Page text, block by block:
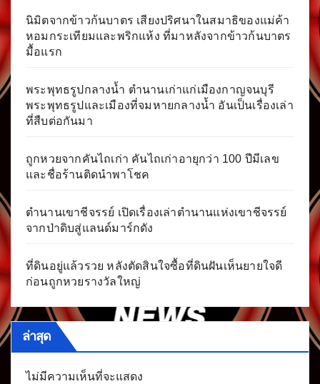
นิมิตจากข้าวก้นบาตร เสียงปริศนาในสมาธิของแม่ค้า
หอมกระเทียมและพริกแห้ง ที่มาหลังจากข้าวก้นบาตร
มื้อแรก
พระพุทธรูปกลางน้ำ ตำนานเก่าแก่เมืองกาญจนบุรี
พระพุทธรูปและเมืองที่จมหายกลางน้ำ อันเป็นเรื่องเล่า
ที่สืบต่อกันมา
ถูกหวยจากคันไถเก่า คันไถเก่าอายุกว่า 100 ปีมีเลข
และชื่อร้านติดนำพาโชค
ตำนานเขาชีจรรย์ เปิดเรื่องเล่าตำนานแห่งเขาชีจรรย์
จากป่าดิบสู่แลนด์มาร์กดัง
ที่ดินอยู่แล้วรวย หลังตัดสินใจซื้อที่ดินฝันเห็นยายใจดี
ก่อนถูกหวยรางวัลใหญ่
ล่าสุด
ไม่มีความเห็นที่จะแสดง